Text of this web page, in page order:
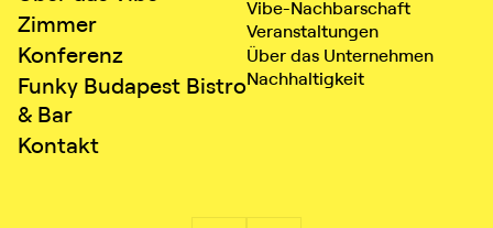
Zimmer
Konferenz
Funky Budapest Bistro
& Bar
Kontakt
Vibe⁠⁠⁠⁠⁠⁠⁠⁠-⁠⁠⁠⁠⁠⁠⁠⁠Nachbarschaft
Veranstaltungen
Über das Unternehmen
Nachhaltigkeit